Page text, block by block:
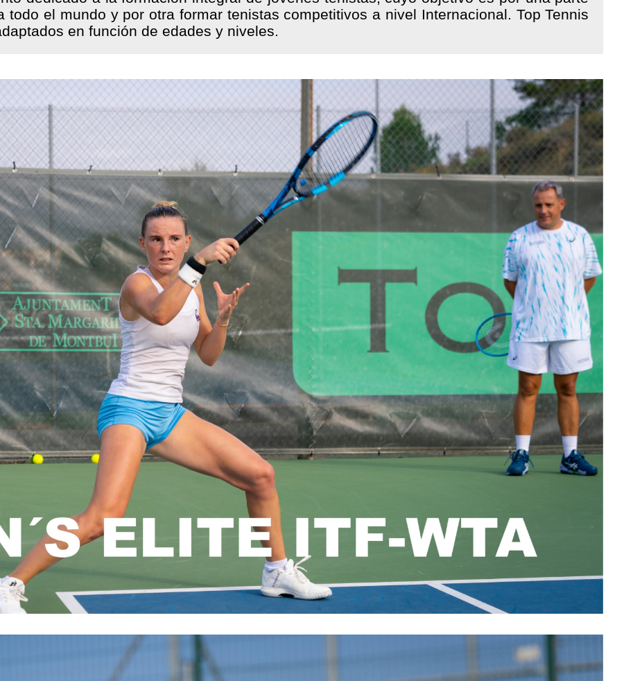
el mundo y por otra formar tenistas competitivos a nivel Internacional. Top Tennis
en función de edades y niveles.
+ INFO